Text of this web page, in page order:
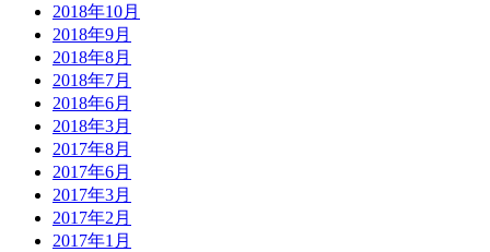
2018年10月
2018年9月
2018年8月
2018年7月
2018年6月
2018年3月
2017年8月
2017年6月
2017年3月
2017年2月
2017年1月